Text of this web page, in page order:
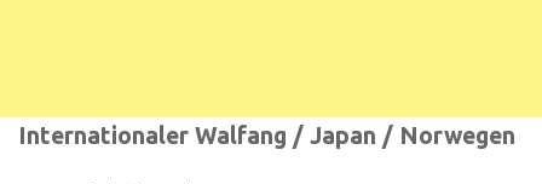
Internationaler Walfang / Japan / Norwegen